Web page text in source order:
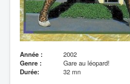
Année :
2002
Genre :
Gare au léopard!
Durée:
32 mn